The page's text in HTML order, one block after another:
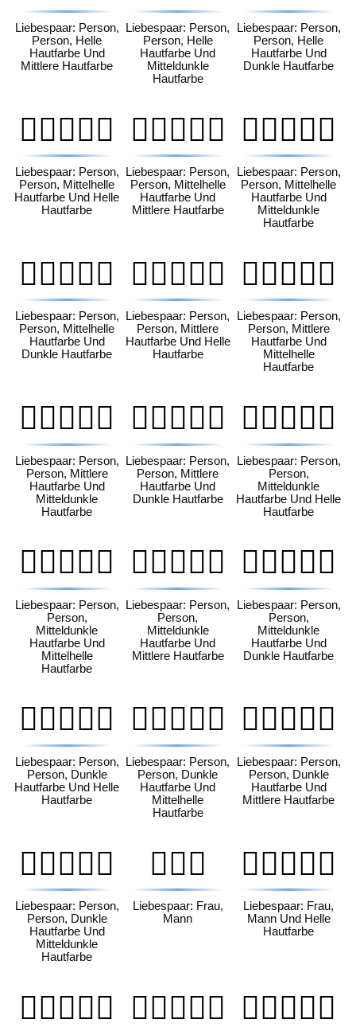
Liebespaar: Person,
Person, Helle
Hautfarbe Und
Mittlere Hautfarbe
Liebespaar: Person,
Person, Helle
Hautfarbe Und
Mitteldunkle
Hautfarbe
Liebespaar: Person,
Person, Helle
Hautfarbe Und
Dunkle Hautfarbe
🧑🏼‍❤️‍🧑🏻
Liebespaar: Person,
Person, Mittelhelle
Hautfarbe Und Helle
Hautfarbe
🧑🏼‍❤️‍🧑🏽
Liebespaar: Person,
Person, Mittelhelle
Hautfarbe Und
Mittlere Hautfarbe
🧑🏼‍❤️‍🧑🏾
Liebespaar: Person,
Person, Mittelhelle
Hautfarbe Und
Mitteldunkle
Hautfarbe
🧑🏼‍❤️‍🧑🏿
Liebespaar: Person,
Person, Mittelhelle
Hautfarbe Und
Dunkle Hautfarbe
🧑🏽‍❤️‍🧑🏻
Liebespaar: Person,
Person, Mittlere
Hautfarbe Und Helle
Hautfarbe
🧑🏽‍❤️‍🧑🏼
Liebespaar: Person,
Person, Mittlere
Hautfarbe Und
Mittelhelle
Hautfarbe
🧑🏽‍❤️‍🧑🏾
Liebespaar: Person,
Person, Mittlere
Hautfarbe Und
Mitteldunkle
Hautfarbe
🧑🏽‍❤️‍🧑🏿
Liebespaar: Person,
Person, Mittlere
Hautfarbe Und
Dunkle Hautfarbe
🧑🏾‍❤️‍🧑🏻
Liebespaar: Person,
Person,
Mitteldunkle
Hautfarbe Und Helle
Hautfarbe
🧑🏾‍❤️‍🧑🏼
Liebespaar: Person,
Person,
Mitteldunkle
Hautfarbe Und
Mittelhelle
Hautfarbe
🧑🏾‍❤️‍🧑🏽
Liebespaar: Person,
Person,
Mitteldunkle
Hautfarbe Und
Mittlere Hautfarbe
🧑🏾‍❤️‍🧑🏿
Liebespaar: Person,
Person,
Mitteldunkle
Hautfarbe Und
Dunkle Hautfarbe
🧑🏿‍❤️‍🧑🏻
Liebespaar: Person,
Person, Dunkle
Hautfarbe Und Helle
Hautfarbe
🧑🏿‍❤️‍🧑🏼
Liebespaar: Person,
Person, Dunkle
Hautfarbe Und
Mittelhelle
Hautfarbe
🧑🏿‍❤️‍🧑🏽
Liebespaar: Person,
Person, Dunkle
Hautfarbe Und
Mittlere Hautfarbe
🧑🏿‍❤️‍🧑🏾
Liebespaar: Person,
Person, Dunkle
Hautfarbe Und
Mitteldunkle
Hautfarbe
👩‍❤️‍👨
Liebespaar: Frau,
Mann
👩🏻‍❤️‍👨🏻
Liebespaar: Frau,
Mann Und Helle
Hautfarbe
👩🏻‍❤️‍👨🏼 👩🏻‍❤️‍👨🏽 👩🏻‍❤️‍👨🏾